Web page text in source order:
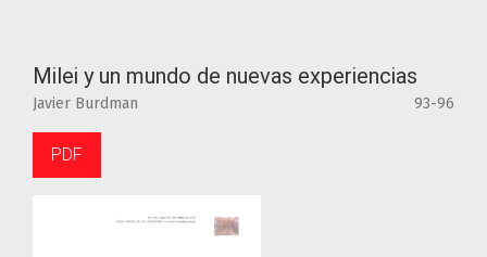
Milei y un mundo de nuevas experiencias
Javier Burdman 93-96
PDF